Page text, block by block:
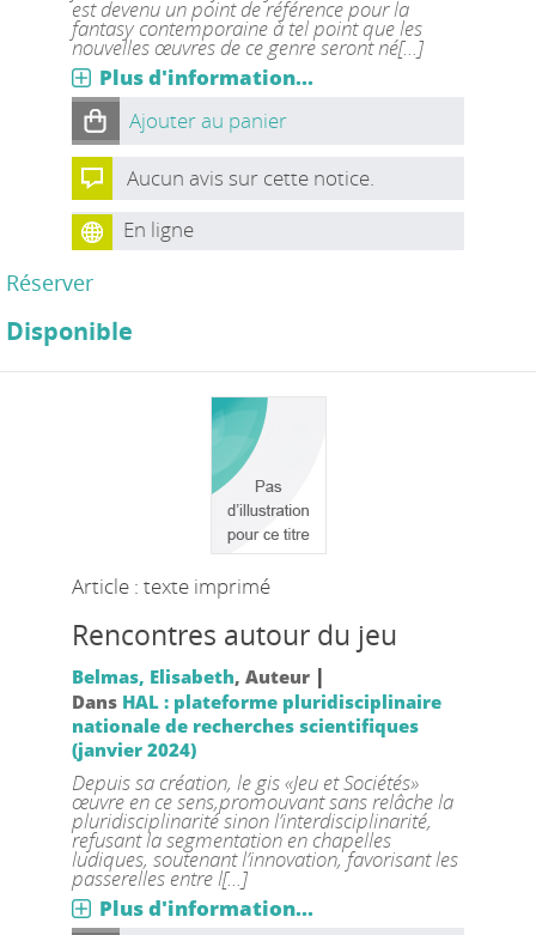
est devenu un point de référence pour la
fantasy contemporaine à tel point que les
nouvelles œuvres de ce genre seront né[...]
Plus d'information...
Ajouter au panier
Aucun avis sur cette notice.
En ligne
Réserver
Disponible
Article : texte imprimé
Rencontres autour du jeu
Belmas, Elisabeth, Auteur |
Dans HAL : plateforme pluridisciplinaire
nationale de recherches scientifiques
(janvier 2024)
Depuis sa création, le gis «Jeu et Sociétés»
œuvre en ce sens,promouvant sans relâche la
pluridisciplinarité sinon l’interdisciplinarité,
refusant la segmentation en chapelles
ludiques, soutenant l’innovation, favorisant les
passerelles entre l[...]
Plus d'information...